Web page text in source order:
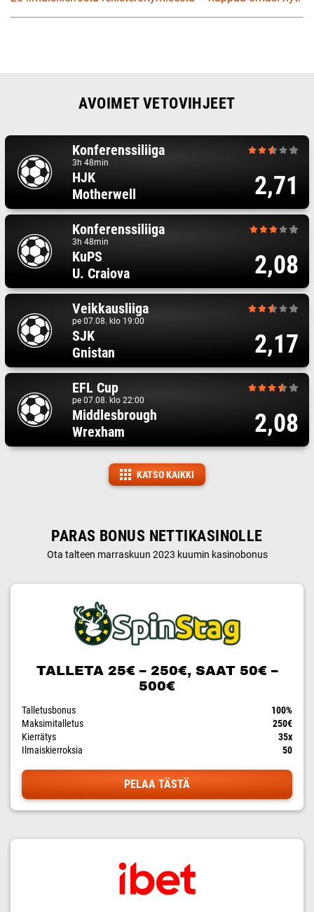
AVOIMET VETOVIHJEET
Konferenssiliiga
3h 48min
HJK
Motherwell
2,71
Konferenssiliiga
3h 48min
KuPS
U. Craiova
2,08
Veikkausliiga
pe 07.08. klo 19:00
SJK
Gnistan
2,17
EFL Cup
pe 07.08. klo 22:00
Middlesbrough
Wrexham
2,08
KATSO KAIKKI
PARAS BONUS NETTIKASINOLLE
Ota talteen marraskuun 2023 kuumin kasinobonus
TALLETA 25€ – 250€, SAAT 50€ –
500€
Talletusbonus
100%
Maksimitalletus
250€
Kierrätys
35x
Ilmaiskierroksia
50
PELAA TÄSTÄ